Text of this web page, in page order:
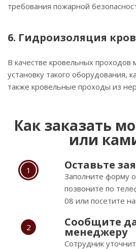
требования пожарной
6. Гидроизоляция
В качестве кровельных
установку такого оборудования,
также кровельные проходы из
Как заказать
или
1 Оставьте
Заполните форму
позвоните по
08 или посетите
2 Сообщите
менеджеру
Сотрудник